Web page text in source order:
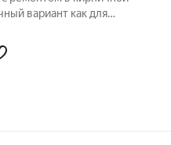
вариант как для
комфорт и пpивaтнocть. Из